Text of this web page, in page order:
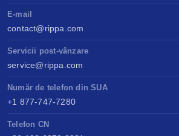
E-mail
contact@rippa.com
Servicii post-vânzare
service@rippa.com
Număr de telefon din SUA
+1 877-747-7280
Telefon CN